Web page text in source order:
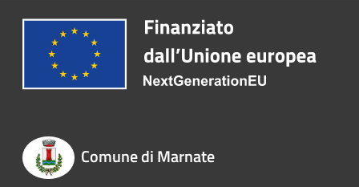
Comune di Marnate